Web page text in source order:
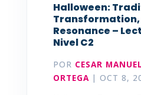
Halloween:
Resonance –
Nivel C2
POR CESAR
ORTEGA| OCT 8,